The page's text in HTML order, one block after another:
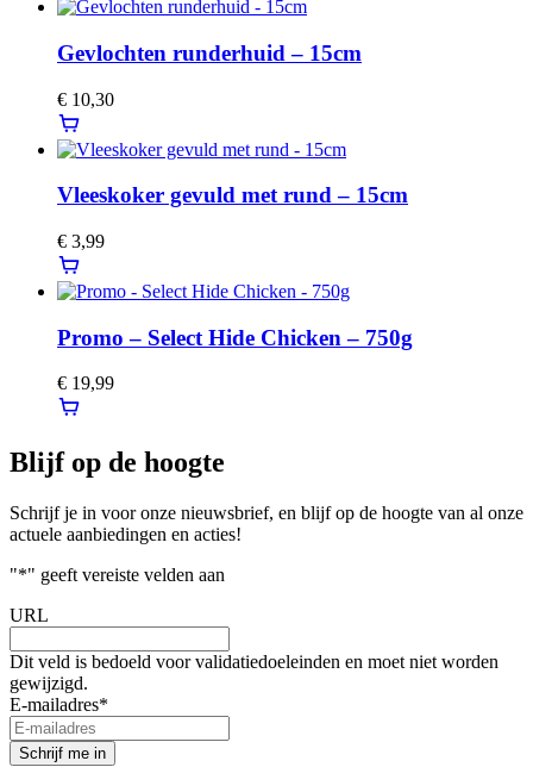
Gevlochten runderhuid – 15cm
€ 10,30
Vleeskoker gevuld met rund – 15cm
€ 3,99
Promo – Select Hide Chicken – 750g
€ 19,99
Blijf op de hoogte
Schrijf je in voor onze nieuwsbrief, en blijf op de hoogte van al onze
actuele aanbiedingen en acties!
"*" geeft vereiste velden aan
URL
Dit veld is bedoeld voor validatiedoeleinden en moet niet worden
gewijzigd.
E-mailadres*
Schrijf me in